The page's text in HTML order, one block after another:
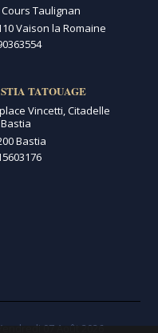
Cours Taulignan
Vaison la Romaine
TATOUAGE
Vincetti, Citadelle
Bastia
07 Août 2026